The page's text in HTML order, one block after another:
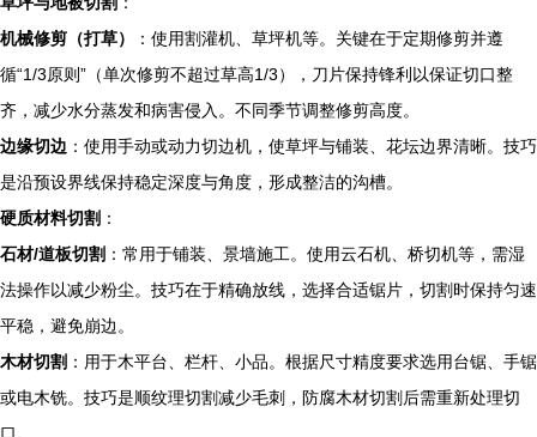
机械修剪（打草）
：使用割灌机、草坪机等。关键在于定期修剪并遵
循“1/3原则”（单次修剪不超过草高1/3），刀片保持锋利以保证切口整
齐，减少水分蒸发和病害侵入。不同季节调整修剪高度。
边缘切边 ：使用手动或动力切边机，使草坪与铺装、花坛边界清晰。技巧
是沿预设界线保持稳定深度与角度，形成整洁的沟槽。
硬质材料切割 ：
石材/道板切割 ：常用于铺装、景墙施工。使用云石机、桥切机等，需湿
法操作以减少粉尘。技巧在于精确放线，选择合适锯片，切割时保持匀速
平稳，避免崩边。
木材切割 ：用于木平台、栏杆、小品。根据尺寸精度要求选用台锯、手锯
或电木铣。技巧是顺纹理切割减少毛刺，防腐木材切割后需重新处理切